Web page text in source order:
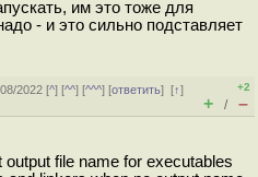
им это тоже для
- и это сильно подставляет
2022 [^] [^^] [^^^] [ответить][↑]
+2
+ / –
file name for executables